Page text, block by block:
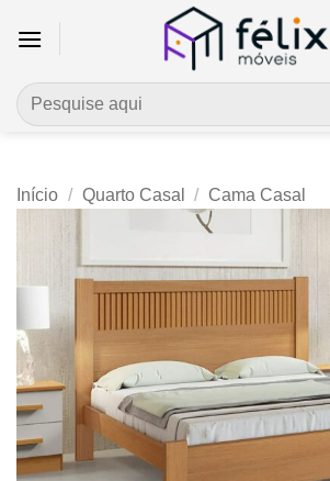
Pesquisar
por:
Início / Quarto Casal / Cama Casal